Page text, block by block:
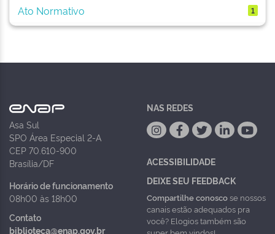
Ato Normativo
1
Asa Sul
SPO Área Especial 2-A
CEP 70.610-900
Brasília/DF
Horário de funcionamento
08h00 às 18h00
Contato
biblioteca@enap.gov.br
NAS REDES
ACESSIBILIDADE
DEIXE SEU FEEDBACK
Compartilhe conoscose nossos
canais estão adequados pra
você? Elogios também são